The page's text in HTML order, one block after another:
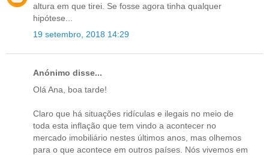
altura em que tirei. Se fosse agora tinha qualquer
hipótese...
19 setembro, 2018 14:29
Anónimo disse...
Olá Ana, boa tarde!
Claro que há situações ridículas e ilegais no meio de
toda esta inflação que tem vindo a acontecer no
mercado imobiliário nestes últimos anos, mas olhemos
para o que acontece em outros países. Nós vivemos em